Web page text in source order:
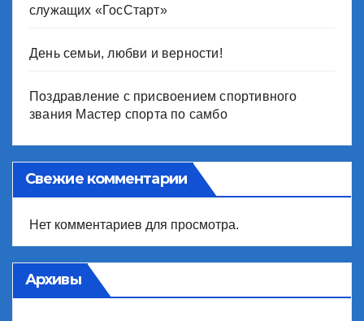
служащих «ГосСтарт»
День семьи, любви и верности!
Поздравление с присвоением спортивного
звания Мастер спорта по самбо
Свежие комментарии
Нет комментариев для просмотра.
Архивы